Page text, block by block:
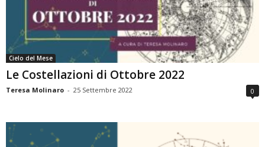
Cielo del Mese
Le Costellazioni di Ottobre 2022
Teresa Molinaro - 25 Settembre 2022 0